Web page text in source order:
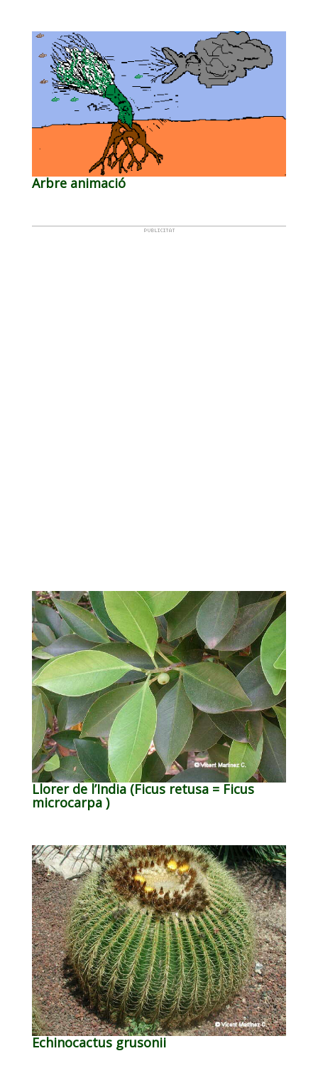
Arbre animació
Llorer de l’India (Ficus retusa = Ficus
microcarpa )
Echinocactus grusonii